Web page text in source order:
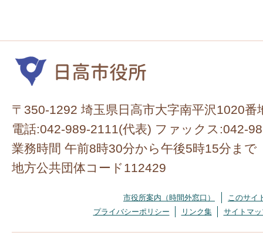
〒350-1292 埼玉県日高市大字南平沢1020番
電話:042-989-2111(代表) ファックス:042-
業務時間 午前8時30分から午後5時15分まで
地方公共団体コード112429
市役所案内（時間外窓口）
このサイ
プライバシーポリシー
リンク集 サイトマッ